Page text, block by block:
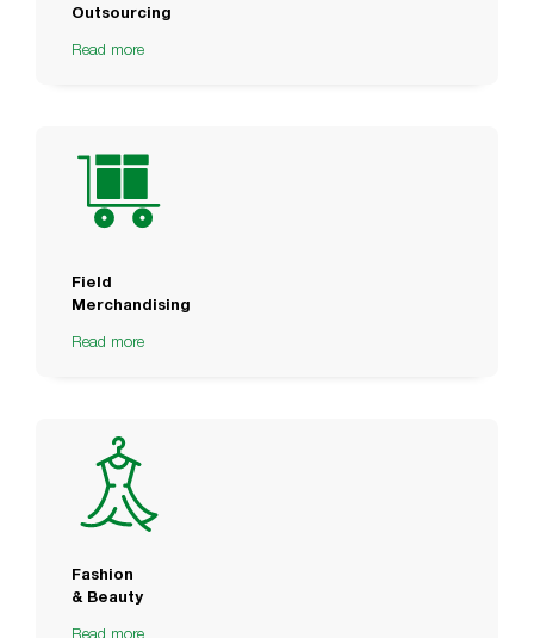
Outsourcing
Read more
Field
Merchandising
Read more
Fashion
& Beauty
Read more